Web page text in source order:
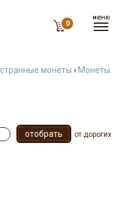
0
монеты › Монеты.
от дорогих